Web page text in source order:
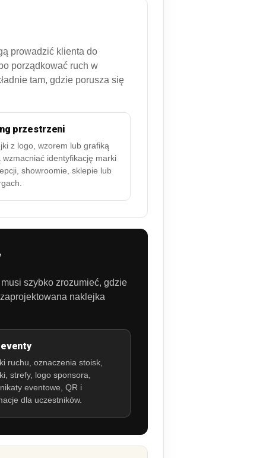
prowadzić klienta do
porządkować ruch w
tam, gdzie porusza się
przestrzeni
z logo, wzorem lub grafiką
wzmacniać identyfikację marki
showroomie, sklepie lub
szybko zrozumieć, gdzie
naklejka
ruchu, oznaczenia stoisk,
strefy, logo sponsora,
eventowe, QR i
dla uczestników.